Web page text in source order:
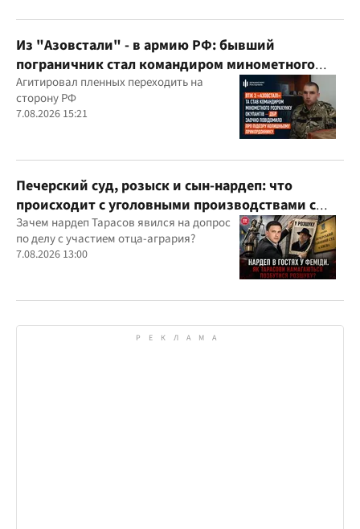
Из "Азовстали" - в армию РФ: бывший
пограничник стал командиром минометного
расчета оккупантов
Агитировал пленных переходить на
сторону РФ
7.08.2026 15:21
Печерский суд, розыск и сын-нардеп: что
происходит с уголовными производствами с
участием агробарона Тарасова?
Зачем нардеп Тарасов явился на допрос
по делу с участием отца-агрария?
7.08.2026 13:00